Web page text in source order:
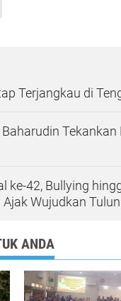
Terjangkau di
ke-42, Bullying
Wujudkan
ANDA